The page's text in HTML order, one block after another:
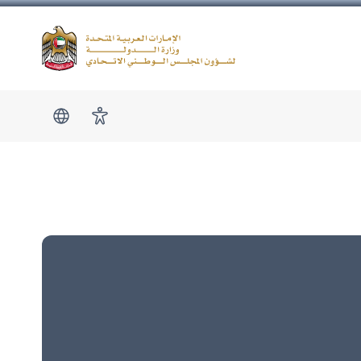
show امكانية الوصول